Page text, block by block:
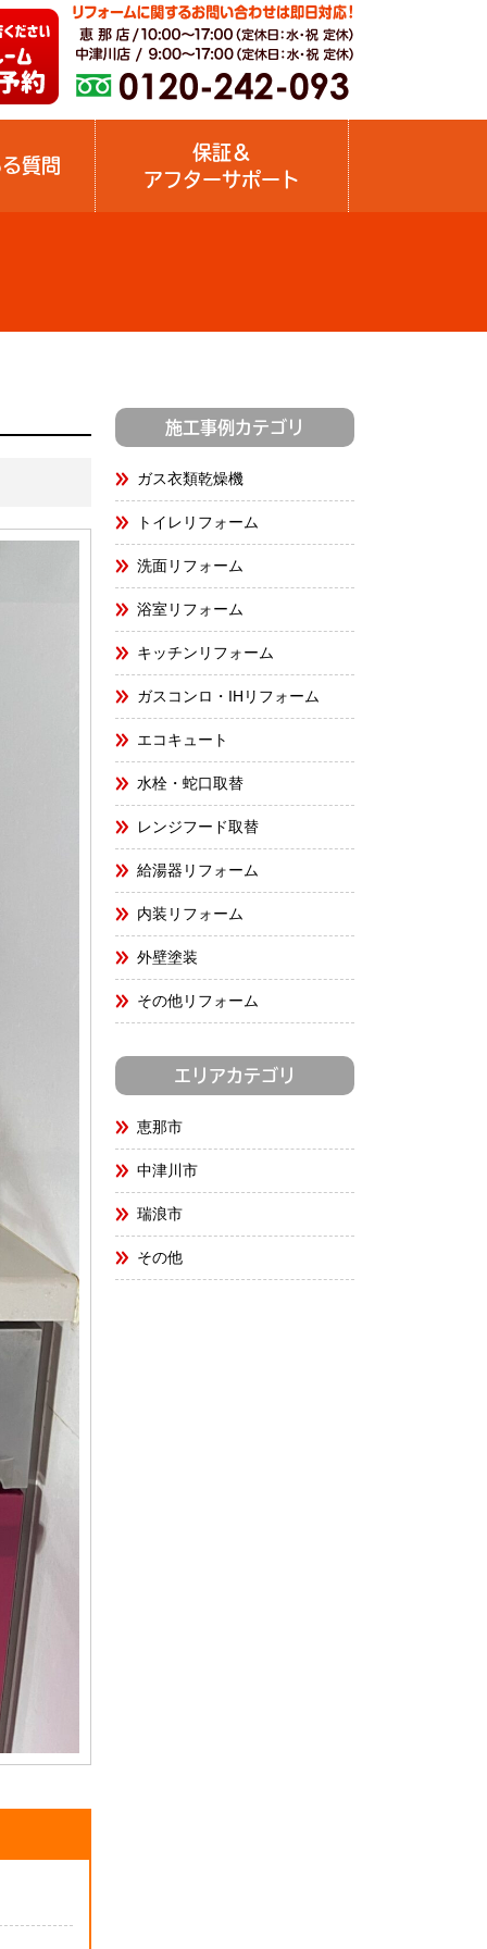
質問
保証＆
アフターサポート
施工事例カテゴリ
ガス衣類乾燥機
トイレリフォーム
洗面リフォーム
浴室リフォーム
キッチンリフォーム
ガスコンロ・IHリフォーム
エコキュート
水栓・蛇口取替
レンジフード取替
給湯器リフォーム
内装リフォーム
外壁塗装
その他リフォーム
エリアカテゴリ
恵那市
中津川市
瑞浪市
その他